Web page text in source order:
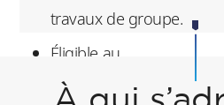
travaux de groupe.
Éligible au
financement (CPF,